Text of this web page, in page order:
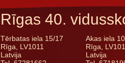
Rīgas 40.
Tērbatas iela 15/17
Rīga, LV1011
Latvija
Akas iela 10
Rīga,
Latvija